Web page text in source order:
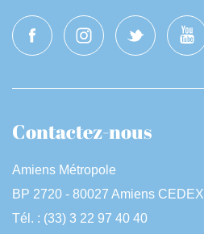
Contactez-nous
Amiens Métropole
BP 2720 - 80027 Amiens CEDEX
Tél. : (33) 3 22 97 40 40